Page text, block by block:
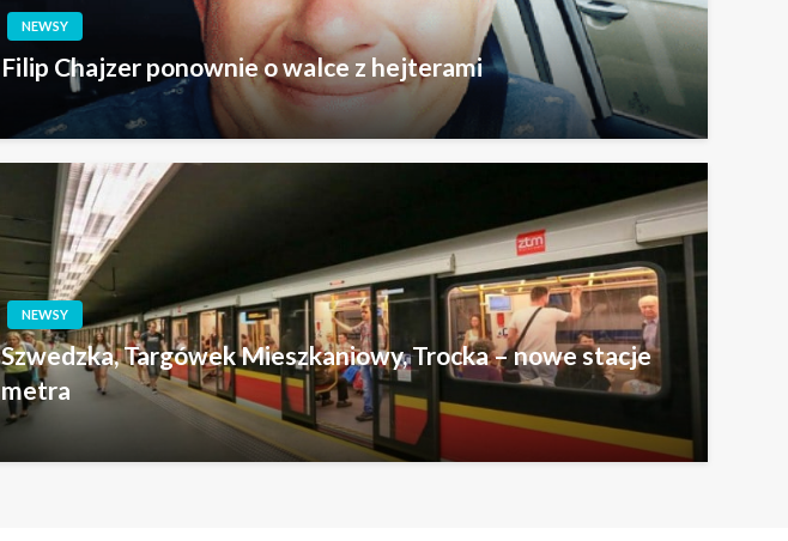
NEWSY
Filip Chajzer ponownie o walce z hejterami
NEWSY
Szwedzka, Targówek Mieszkaniowy, Trocka – nowe stacje
metra